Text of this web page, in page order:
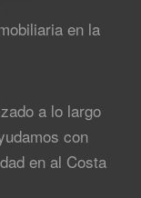
en la
a lo largo
con
en al Costa